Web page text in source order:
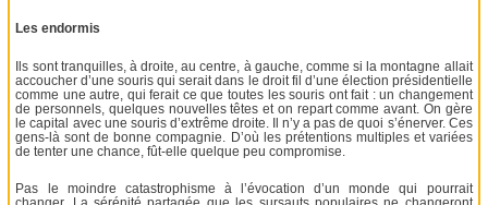
Les endormis
Ils sont tranquilles, à droite, au centre, à gauche, comme si la montagne allait
accoucher d’une souris qui serait dans le droit fil d’une élection présidentielle
comme une autre, qui ferait ce que toutes les souris ont fait : un changement
de personnels, quelques nouvelles têtes et on repart comme avant. On gère
le capital avec une souris d’extrême droite. Il n’y a pas de quoi s’énerver. Ces
gens-là sont de bonne compagnie. D’où les prétentions multiples et variées
de tenter une chance, fût-elle quelque peu compromise.
Pas le moindre catastrophisme à l’évocation d’un monde qui pourrait